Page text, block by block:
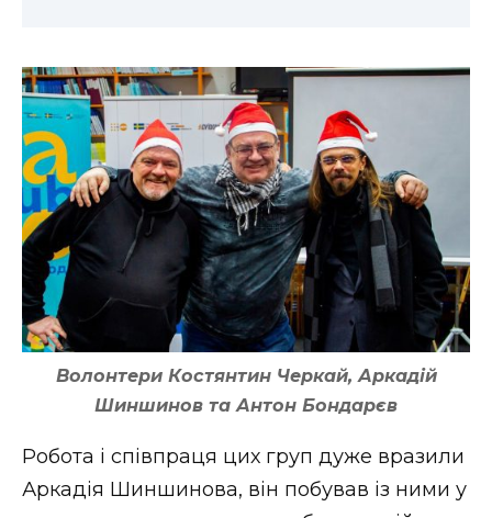
Волонтери Костянтин Черкай, Аркадій
Шиншинов та Антон Бондарєв
Робота і співпраця цих груп дуже вразили
Аркадія Шиншинова, він побував із ними у